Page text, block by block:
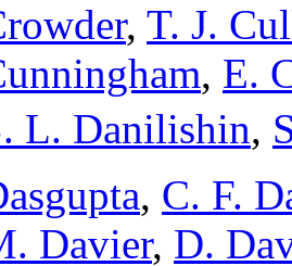
, T. J.
, E.
L. Danilishin,
, C. F.
Davier, D.